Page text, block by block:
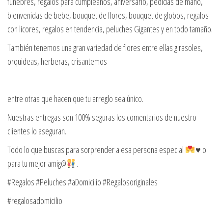
bienvenidas de bebe, bouquet de flores, bouquet de globos, regalos
con licores, regalos en tendencia, peluches Gigantes y en todo tamaño.
También tenemos una gran variedad de flores entre ellas girasoles,
orquideas, herberas, crisantemos
entre otras que hacen que tu arreglo sea único.
Nuestras entregas son 100% seguras los comentarios de nuestro
clientes lo aseguran.
Todo lo que buscas para sorprender a esa persona especial
♥️ o
para tu mejor amig@
.
#Regalos #Peluches #aDomicilio #Regalosoriginales
#regalosadomicilio